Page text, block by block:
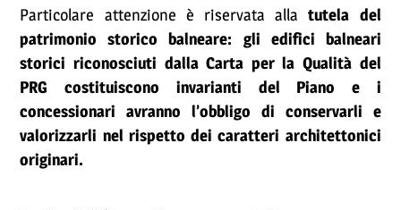
Particolare attenzione è riservata allatutela del
patrimonio storico balneare: gli edifici balneari
storici riconosciuti dalla Carta per la Qualità del
PRG costituiscono invarianti del Piano e i
concessionari avranno l’obbligo di conservarli e
valorizzarli nel rispetto dei caratteri architettonici
originari.